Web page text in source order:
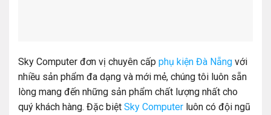
Sky Computer đơn vị chuyên cấp phụ kiện Đà Nẵng với
nhiều sản phẩm đa dạng và mới mẻ, chúng tôi luôn sẵn
lòng mang đến những sản phẩm chất lượng nhất cho
quý khách hàng. Đặc biệt Sky Computer luôn có đội ngũ